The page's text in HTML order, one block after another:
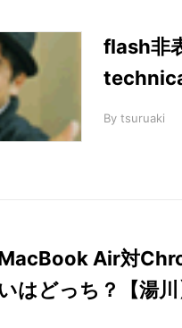
flash非
By tsuruaki
Air対
はどっち？【湯川